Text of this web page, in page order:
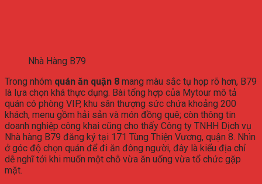
Nhà Hàng B79
Trong nhóm quán ăn quận 8 mang màu sắc tụ họp rõ hơn, B79
là lựa chọn khá thực dụng. Bài tổng hợp của Mytour mô tả
quán có phòng VIP, khu sân thượng sức chứa khoảng 200
khách, menu gồm hải sản và món đồng quê; còn thông tin
doanh nghiệp công khai cũng cho thấy Công ty TNHH Dịch vụ
Nhà hàng B79 đăng ký tại 171 Tùng Thiện Vương, quận 8. Nhìn
ởgóc độ chọn quán đểđi ăn đông người, đây là kiểu địa chỉ
dễ nghĩtới khi muốn một chỗ vừa ăn uống vừa tổ chức gặp
mặt.